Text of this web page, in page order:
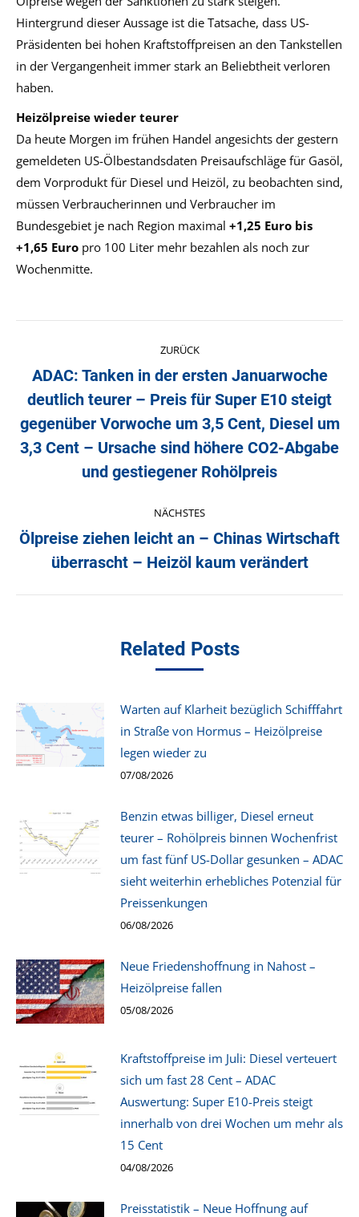
Hintergrund dieser Aussage ist die Tatsache, dass US-
Präsidenten bei hohen Kraftstoffpreisen an den Tankstellen
in der Vergangenheit immer stark an Beliebtheit verloren
haben.
Heizölpreise wieder teurer
Da heute Morgen im frühen Handel angesichts der gestern
gemeldeten US-Ölbestandsdaten Preisaufschläge für Gasöl,
dem Vorprodukt für Diesel und Heizöl, zu beobachten sind,
müssen Verbraucherinnen und Verbraucher im
Bundesgebiet je nach Region maximal +1,25 Euro bis
+1,65 Euro pro 100 Liter mehr bezahlen als noch zur
Wochenmitte.
Kommentarnavigation
ZURÜCK
Vorheriger
Beitrag:
ADAC: Tanken in der ersten Januarwoche
deutlich teurer – Preis für Super E10 steigt
gegenüber Vorwoche um 3,5 Cent, Diesel um
3,3 Cent – Ursache sind höhere CO2-Abgabe
und gestiegener Rohölpreis
NÄCHSTES
Nächster
Beitrag:
Ölpreise ziehen leicht an – Chinas Wirtschaft
überrascht – Heizöl kaum verändert
Related Posts
Warten auf Klarheit bezüglich Schifffahrt
in Straße von Hormus – Heizölpreise
legen wieder zu
07/08/2026
Benzin etwas billiger, Diesel erneut
teurer – Rohölpreis binnen Wochenfrist
um fast fünf US-Dollar gesunken – ADAC
sieht weiterhin erhebliches Potenzial für
Preissenkungen
06/08/2026
Neue Friedenshoffnung in Nahost –
Heizölpreise fallen
05/08/2026
Kraftstoffpreise im Juli: Diesel verteuert
sich um fast 28 Cent – ADAC
Auswertung: Super E10-Preis steigt
innerhalb von drei Wochen um mehr als
15 Cent
04/08/2026
Preisstatistik – Neue Hoffnung auf